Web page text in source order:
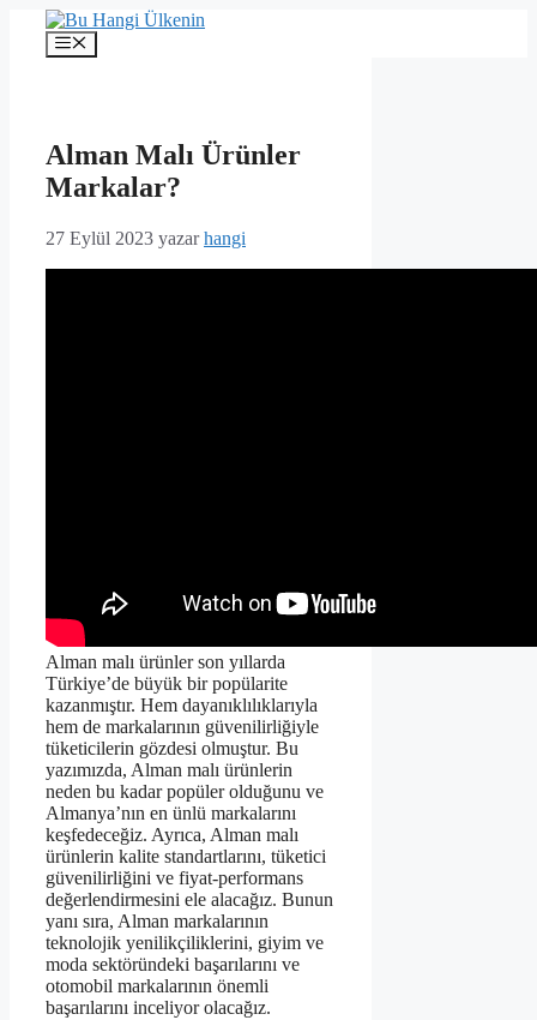
İçeriğe
Menü
Alman Malı Ürünler
Markalar?
27 Eylül 2023 yazarhangi
Alman malı ürünler son yıllarda
Türkiye’de büyük bir popülarite
kazanmıştır. Hem dayanıklılıklarıyla
hem de markalarının güvenilirliğiyle
tüketicilerin gözdesi olmuştur. Bu
yazımızda, Alman malı ürünlerin
neden bu kadar popüler olduğunu ve
Almanya’nın en ünlü markalarını
keşfedeceğiz. Ayrıca, Alman malı
ürünlerin kalite standartlarını, tüketici
güvenilirliğini ve fiyat-performans
değerlendirmesini ele alacağız. Bunun
yanı sıra, Alman markalarının
teknolojik yenilikçiliklerini, giyim ve
moda sektöründeki başarılarını ve
otomobil markalarının önemli
başarılarını inceliyor olacağız.